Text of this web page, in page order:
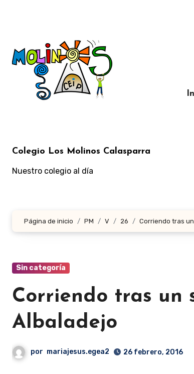
Colegio Los Molinos Calasparra
Nuestro colegio al día
Página de inicio PM V 26 Corriendo tras
Sin categoría
Corriendo tras un
Albaladejo
por mariajesus.egea2 26 febrero, 2016